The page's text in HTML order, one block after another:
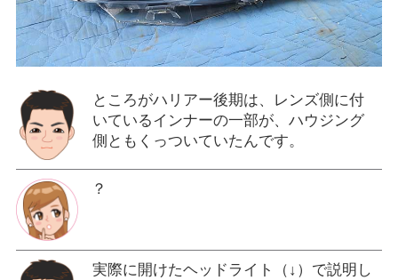
ところがハリアー後期は、レンズ側に付
いているインナーの一部が、ハウジング
側ともくっついていたんです。
？
実際に開けたヘッドライト（↓）で説明し